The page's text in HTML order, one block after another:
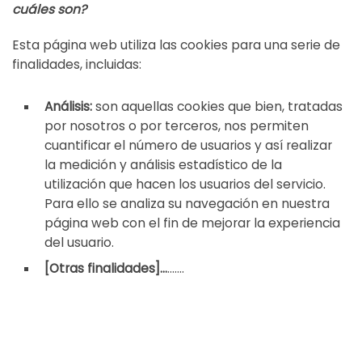
cuáles son?
Esta página web utiliza las cookies para una serie de
finalidades, incluidas:
Análisis:son aquellas cookies que bien, tratadas
por nosotros o por terceros, nos permiten
cuantificar el número de usuarios y así realizar
la medición y análisis estadístico de la
utilización que hacen los usuarios del servicio.
Para ello se analiza su navegación en nuestra
página web con el fin de mejorar la experiencia
del usuario.
[Otras finalidades]……….